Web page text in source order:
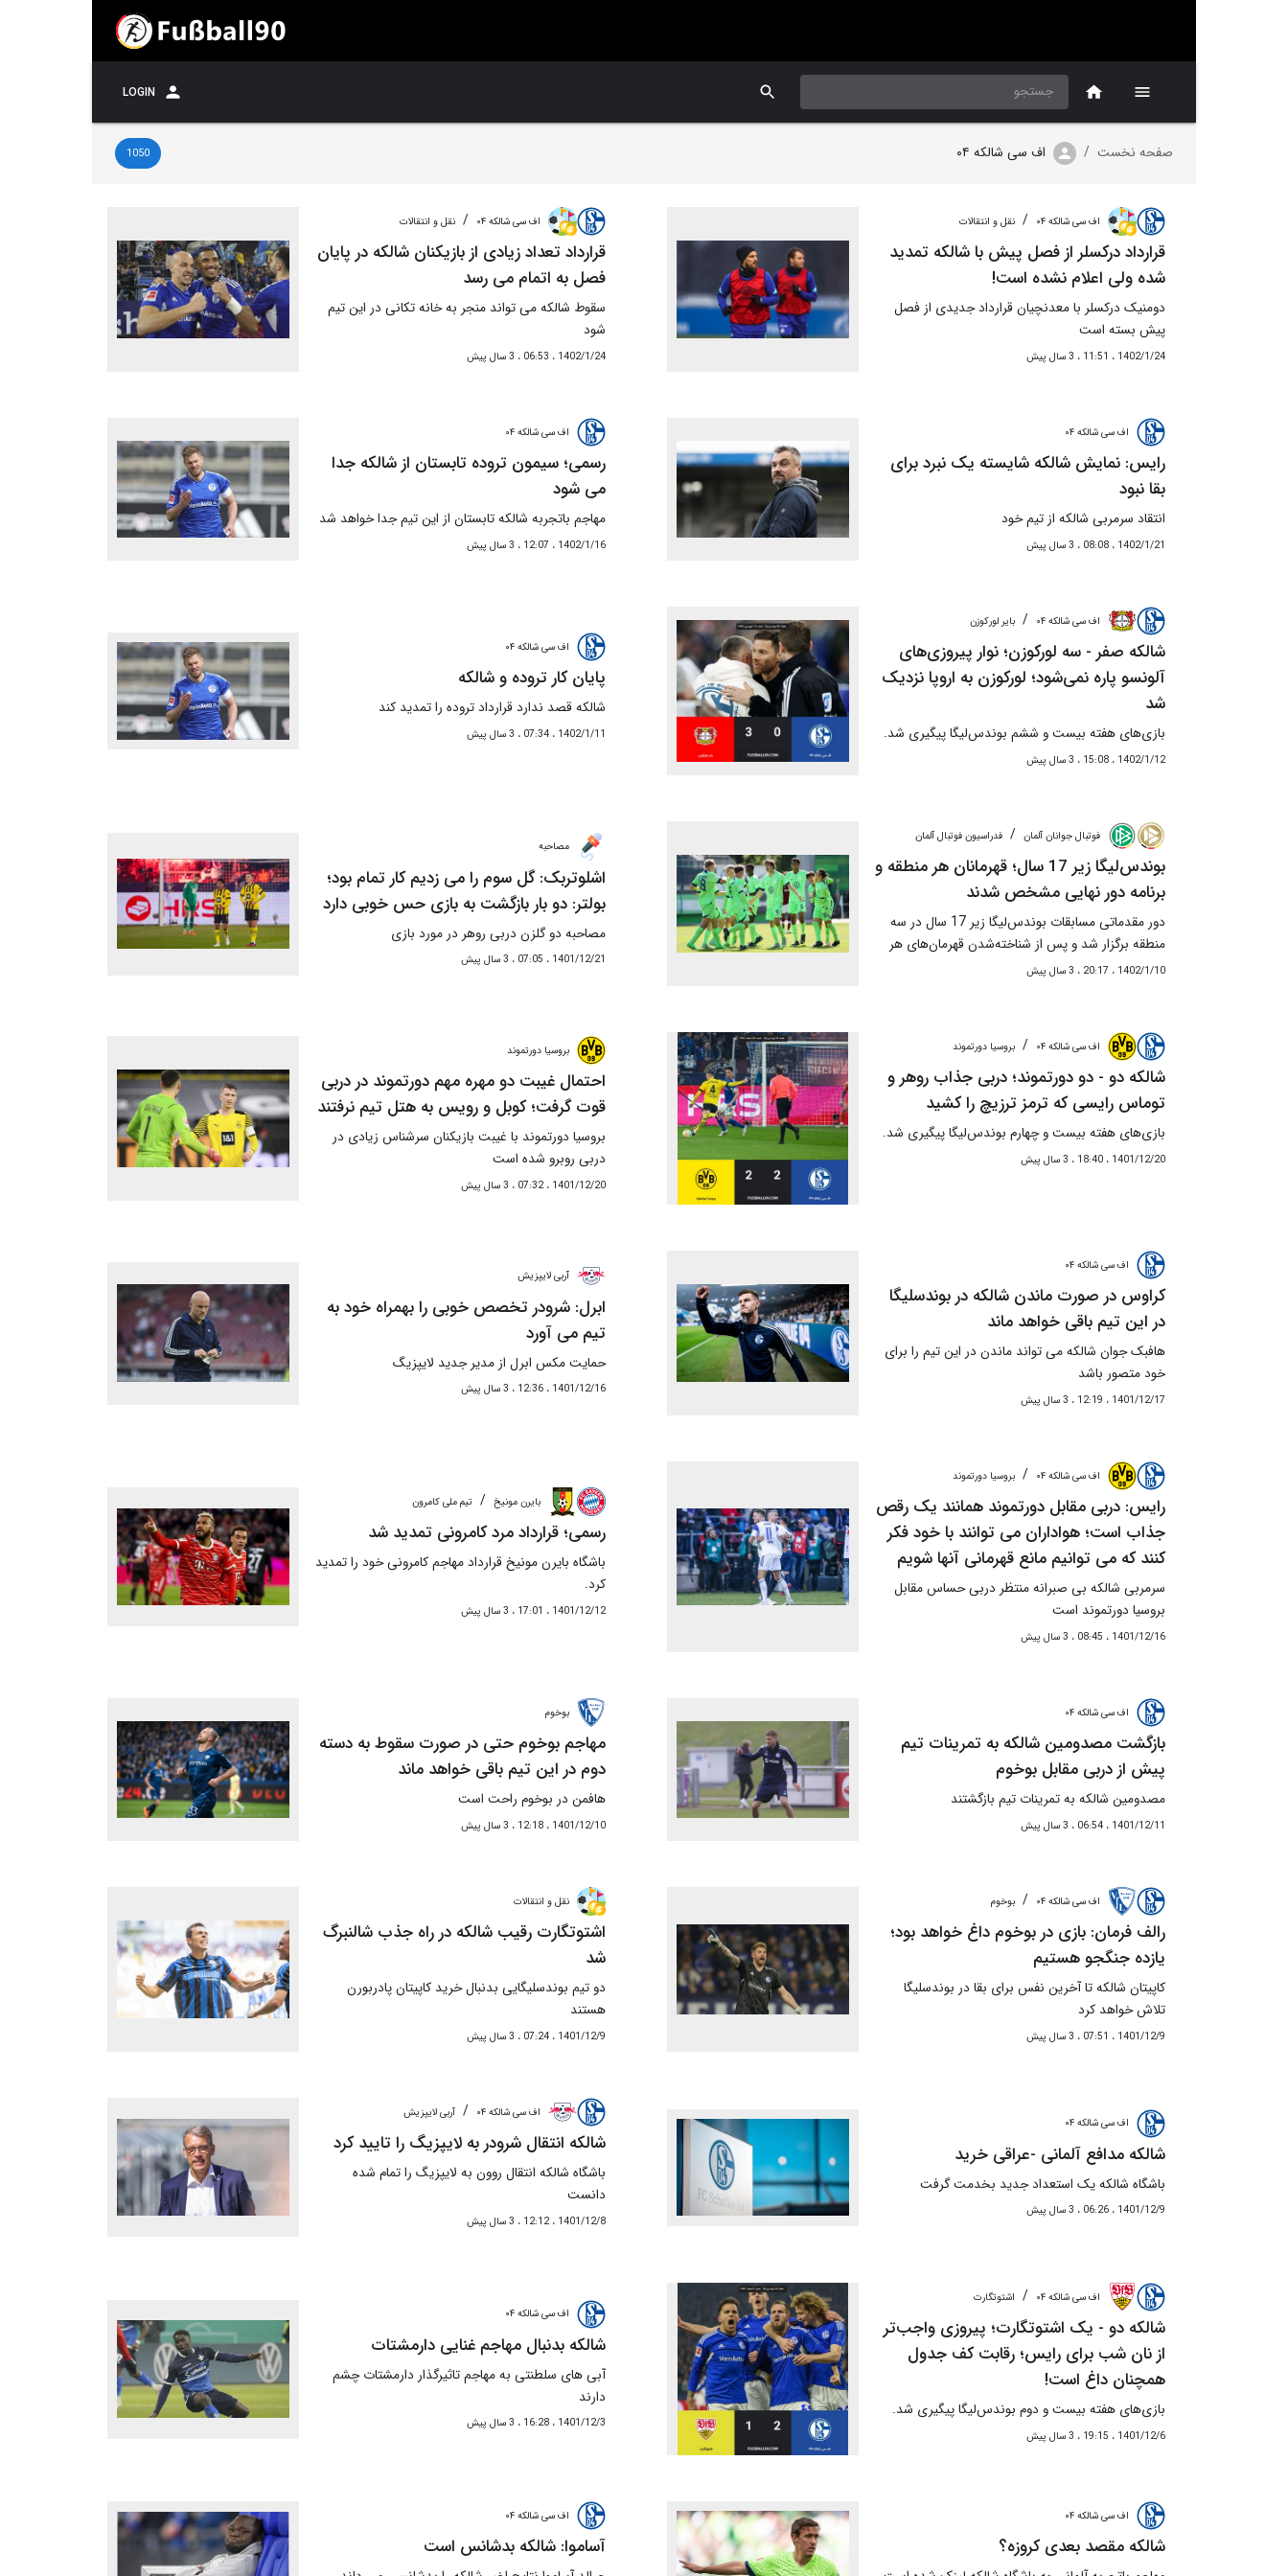
LOGIN
صفحه نخست / اف سی شالکه ۰۴ 1050
اف سی شالکه ۰۴ / نقل و انتقالات
قرارداد درکسلر از فصل پیش با شالکه تمدید
شده ولی اعلام نشده است!
دومنیک درکسلر با معدنچیان قرارداد جدیدی از فصل
پیش بسته است
1402/1/24 ، 11:51 ، 3 سال پیش
اف سی شالکه ۰۴ / نقل و انتقالات
قرارداد تعداد زیادی از بازیکنان شالکه در پایان
فصل به اتمام می رسد
سقوط شالکه می تواند منجر به خانه تکانی در این تیم
شود
1402/1/24 ، 06:53 ، 3 سال پیش
اف سی شالکه ۰۴
رایس: نمایش شالکه شایسته یک نبرد برای
بقا نبود
انتقاد سرمربی شالکه از تیم خود
1402/1/21 ، 08:08 ، 3 سال پیش
اف سی شالکه ۰۴
رسمی؛ سیمون تروده تابستان از شالکه جدا
می شود
مهاجم باتجربه شالکه تابستان از این تیم جدا خواهد شد
1402/1/16 ، 12:07 ، 3 سال پیش
اف سی شالکه ۰۴ / بایر لورکوزن
شالکه صفر - سه لورکوزن؛ نوار پیروزی‌های
آلونسو پاره نمی‌شود؛ لورکوزن به اروپا نزدیک
شد
بازی‌های هفته بیست و ششم بوندس‌لیگا پیگیری شد.
1402/1/12 ، 15:08 ، 3 سال پیش
اف سی شالکه ۰۴
پایان کار تروده و شالکه
شالکه قصد ندارد قرارداد تروده را تمدید کند
1402/1/11 ، 07:34 ، 3 سال پیش
فوتبال جوانان آلمان / فدراسیون فوتبال آلمان
بوندس‌لیگا زیر 17 سال؛ قهرمانان هر منطقه و
برنامه دور نهایی مشخص شدند
دور مقدماتی مسابقات بوندس‌لیگا زیر 17 سال در سه
منطقه برگزار شد و پس از شناخته‌شدن قهرمان‌های هر
منطقه، برنامه دور نهایی قهرمانی آلمان مشخص شد.
1402/1/10 ، 20:17 ، 3 سال پیش
مصاحبه
اشلوتربک: گل سوم را می زدیم کار تمام بود؛
بولتر: دو بار بازگشت به بازی حس خوبی دارد
مصاحبه دو گلزن دربی روهر در مورد بازی
1401/12/21 ، 07:05 ، 3 سال پیش
اف سی شالکه ۰۴ / بروسیا دورتموند
شالکه دو - دو دورتموند؛ دربی جذاب روهر و
توماس رایسی که ترمز ترزیچ را کشید
بازی‌های هفته بیست و چهارم بوندس‌لیگا پیگیری شد.
1401/12/20 ، 18:40 ، 3 سال پیش
بروسیا دورتموند
احتمال غیبت دو مهره مهم دورتموند در دربی
قوت گرفت؛ کوبل و رویس به هتل تیم نرفتند
بروسیا دورتموند با غیبت بازیکنان سرشناس زیادی در
دربی روبرو شده است
1401/12/20 ، 07:32 ، 3 سال پیش
اف سی شالکه ۰۴
کراوس در صورت ماندن شالکه در بوندسلیگا
در این تیم باقی خواهد ماند
هافبک جوان شالکه می تواند ماندن در این تیم را برای
خود متصور باشد
1401/12/17 ، 12:19 ، 3 سال پیش
آربی لایپزیش
ابرل: شرودر تخصص خوبی را بهمراه خود به
تیم می آورد
حمایت مکس ابرل از مدیر جدید لایپزیگ
1401/12/16 ، 12:36 ، 3 سال پیش
اف سی شالکه ۰۴ / بروسیا دورتموند
رایس: دربی مقابل دورتموند همانند یک رقص
جذاب است؛ هواداران می توانند با خود فکر
کنند که می توانیم مانع قهرمانی آنها شویم
سرمربی شالکه بی صبرانه منتظر دربی حساس مقابل
بروسیا دورتموند است
1401/12/16 ، 08:45 ، 3 سال پیش
بایرن‌ مونیخ / تیم ملی کامرون
رسمی؛ قرارداد مرد کامرونی تمدید شد
باشگاه بایرن مونیخ قرارداد مهاجم کامرونی خود را تمدید
کرد.
1401/12/12 ، 17:01 ، 3 سال پیش
اف سی شالکه ۰۴
بازگشت مصدومین شالکه به تمرینات تیم
پیش از دربی مقابل بوخوم
مصدومین شالکه به تمرینات تیم بازگشتند
1401/12/11 ، 06:54 ، 3 سال پیش
بوخوم
مهاجم بوخوم حتی در صورت سقوط به دسته
دوم در این تیم باقی خواهد ماند
هافمن در بوخوم راحت است
1401/12/10 ، 12:18 ، 3 سال پیش
اف سی شالکه ۰۴ / بوخوم
رالف فرمان: بازی در بوخوم داغ خواهد بود؛
یازده جنگجو هستیم
کاپیتان شالکه تا آخرین نفس برای بقا در بوندسلیگا
تلاش خواهد کرد
1401/12/9 ، 07:51 ، 3 سال پیش
نقل و انتقالات
اشتوتگارت رقیب شالکه در راه جذب شالنبرگ
شد
دو تیم بوندسلیگایی بدنبال خرید کاپیتان پادربورن
هستند
1401/12/9 ، 07:24 ، 3 سال پیش
اف سی شالکه ۰۴
شالکه مدافع آلمانی -عراقی خرید
باشگاه شالکه یک استعداد جدید بخدمت گرفت
1401/12/9 ، 06:26 ، 3 سال پیش
اف سی شالکه ۰۴ / آربی لایپزیش
شالکه انتقال شرودر به لایپزیگ را تایید کرد
باشگاه شالکه انتقال روون به لایپزیگ را تمام شده
دانست
1401/12/8 ، 12:12 ، 3 سال پیش
اف سی شالکه ۰۴ / اشتوتگارت
شالکه دو - یک اشتوتگارت؛ پیروزی واجب‌تر
از نان شب برای رایس؛ رقابت کف جدول
همچنان داغ است!
بازی‌های هفته بیست و دوم بوندس‌لیگا پیگیری شد.
1401/12/6 ، 19:15 ، 3 سال پیش
اف سی شالکه ۰۴
شالکه بدنبال مهاجم غنایی دارمشتات
آبی های سلطنتی به مهاجم تاثیرگذار دارمشتات چشم
دارند
1401/12/3 ، 16:28 ، 3 سال پیش
اف سی شالکه ۰۴
شالکه مقصد بعدی کروزه؟
اف سی شالکه ۰۴
آساموا: شالکه بدشانس است